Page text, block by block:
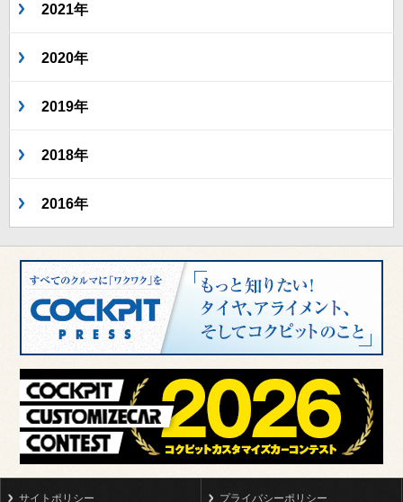
2021年
2020年
2019年
2018年
2016年
サイトポリシー プライバシーポリシー